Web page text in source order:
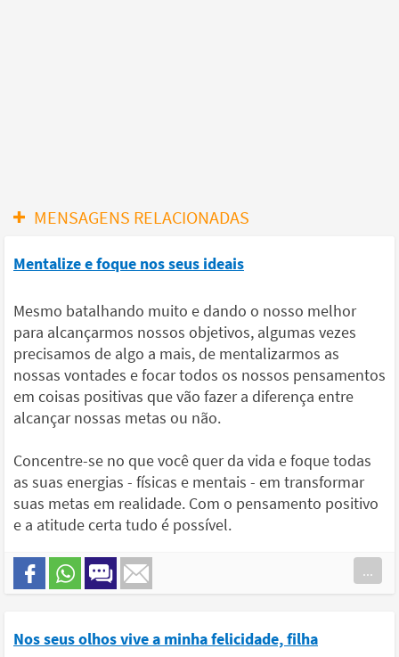
MENSAGENS RELACIONADAS
Mentalize e foque nos seus ideais
Mesmo batalhando muito e dando o nosso melhor
para alcançarmos nossos objetivos, algumas vezes
precisamos de algo a mais, de mentalizarmos as
nossas vontades e focar todos os nossos pensamentos
em coisas positivas que vão fazer a diferença entre
alcançar nossas metas ou não.
Concentre-se no que você quer da vida e foque todas
as suas energias - físicas e mentais - em transformar
suas metas em realidade. Com o pensamento positivo
e a atitude certa tudo é possível.
...
Nos seus olhos vive a minha felicidade, filha